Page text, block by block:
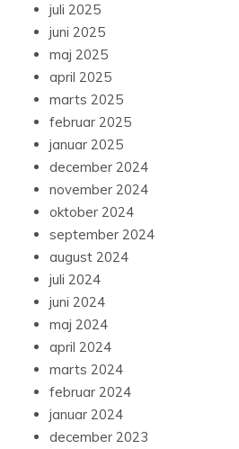
juli 2025
juni 2025
maj 2025
april 2025
marts 2025
februar 2025
januar 2025
december 2024
november 2024
oktober 2024
september 2024
august 2024
juli 2024
juni 2024
maj 2024
april 2024
marts 2024
februar 2024
januar 2024
december 2023